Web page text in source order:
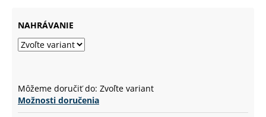
NAHRÁVANIE
Môžeme doručiť do: Zvoľte variant
Možnosti doručenia
ú
m
e